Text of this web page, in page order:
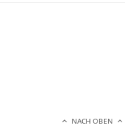
NACH OBEN